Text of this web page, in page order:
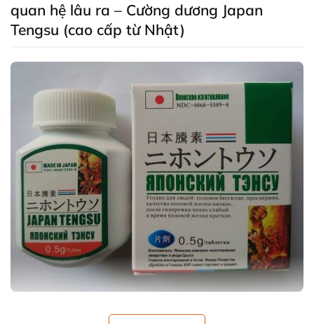
quan hệ lâu ra – Cường dương Japan
Tengsu (cao cấp từ Nhật)
Nếu các quý ông mắc phải chứng xuất tinh